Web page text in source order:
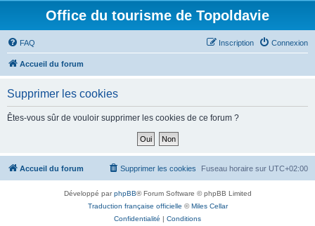
Office du tourisme de Topoldavie
FAQ Connexion
Inscription
Accueil du forum
Supprimer les cookies
Êtes-vous sûr de vouloir supprimer les cookies de ce forum ?
Accueil du forum Fuseau horaire sur UTC+02:00
Supprimer les cookies
Développé parphpBB® Forum Software © phpBB Limited
Traduction française officielle ©Miles Cellar
Confidentialité | Conditions